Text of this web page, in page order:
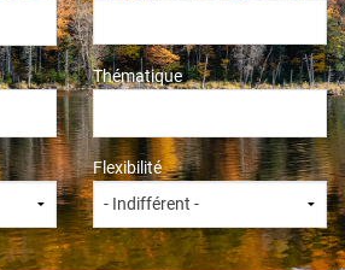
Thématique
Flexibilité